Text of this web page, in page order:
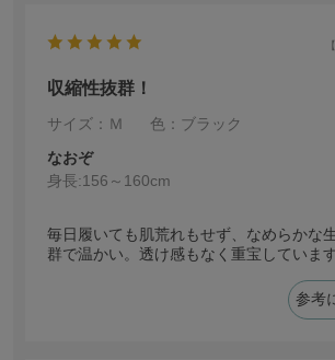
収縮性抜群！
サイズ：Ｍ
色：ブラック
なおぞ
身長:156～160cm
毎日履いても肌荒れもせず、なめらかな
群で温かい。透け感もなく重宝しています
参考